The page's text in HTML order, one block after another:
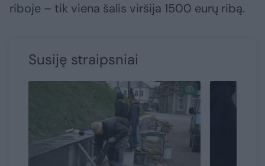
riboje – tik viena šalis viršija 1500 eurų ribą.
Susiję straipsniai